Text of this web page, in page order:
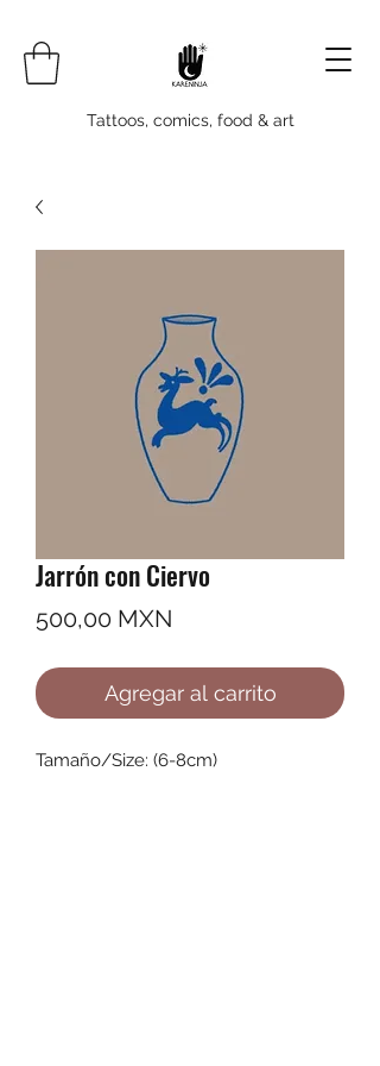
Tattoos, comics, food & art
Jarrón con Ciervo
500,00 MXN
Agregar al carrito
Tamaño/Size: (6-8cm)